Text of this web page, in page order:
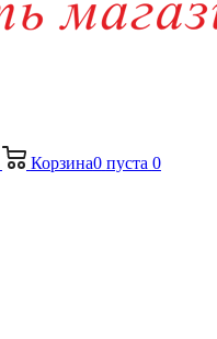
Корзина0 пуста 0